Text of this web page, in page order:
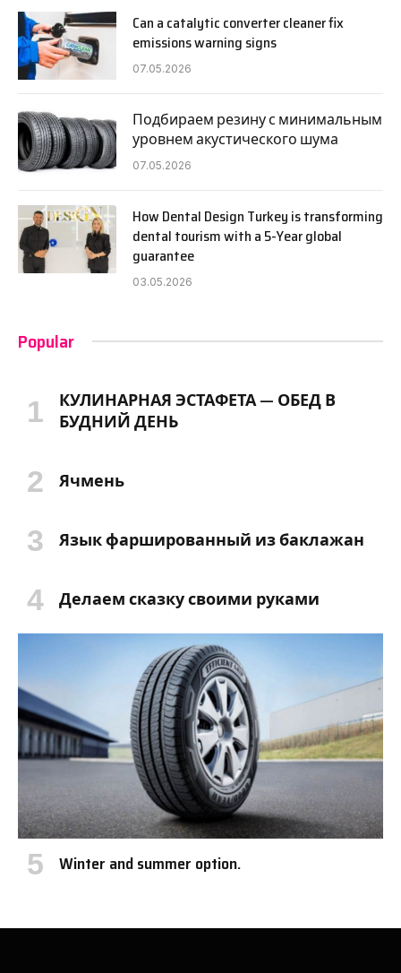
Can a catalytic converter cleaner fix
emissions warning signs
07.05.2026
Подбираем резину с минимальным
уровнем акустического шума
07.05.2026
How Dental Design Turkey is transforming
dental tourism with a 5-Year global
guarantee
03.05.2026
Popular
КУЛИНАРНАЯ ЭСТАФЕТА — ОБЕД В
БУДНИЙ ДЕНЬ
Ячмень
Язык фаршированный из баклажан
Делаем сказку своими руками
Winter and summer option.